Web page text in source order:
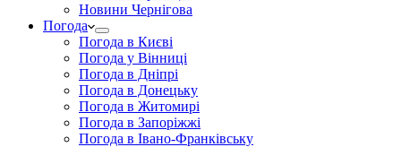
Новини Чернігова
Погода
Погода в Києві
Погода у Вінниці
Погода в Дніпрі
Погода в Донецьку
Погода в Житомирі
Погода в Запоріжжі
Погода в Івано-Франківську